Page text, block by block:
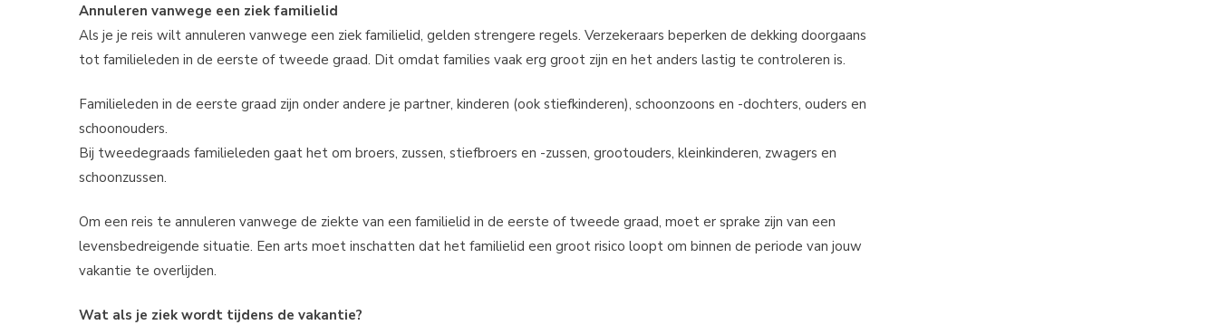
Annuleren vanwege een ziek familielid
Als je je reis wilt annuleren vanwege een ziek familielid, gelden strengere regels. Verzekeraars beperken de dekking doorgaans
tot familieleden in de eerste of tweede graad. Dit omdat families vaak erg groot zijn en het anders lastig te controleren is.
Familieleden in de eerste graad zijn onder andere je partner, kinderen (ook stiefkinderen), schoonzoons en -dochters, ouders en
schoonouders.
Bij tweedegraads familieleden gaat het om broers, zussen, stiefbroers en -zussen, grootouders, kleinkinderen, zwagers en
schoonzussen.
Om een reis te annuleren vanwege de ziekte van een familielid in de eerste of tweede graad, moet er sprake zijn van een
levensbedreigende situatie. Een arts moet inschatten dat het familielid een groot risico loopt om binnen de periode van jouw
vakantie te overlijden.
Wat als je ziek wordt tijdens de vakantie?